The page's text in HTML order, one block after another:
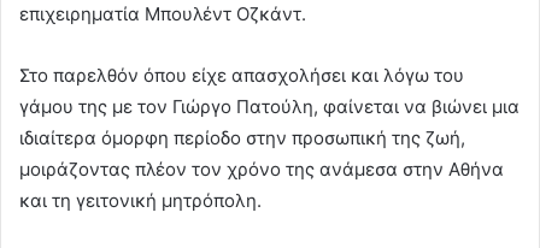
επιχειρηματία Μπουλέντ Οζκάντ.
Στο παρελθόν όπου είχε απασχολήσει και λόγω του
γάμου της με τον Γιώργο Πατούλη, φαίνεται να βιώνει μια
ιδιαίτερα όμορφη περίοδο στην προσωπική της ζωή,
μοιράζοντας πλέον τον χρόνο της ανάμεσα στην Αθήνα
και τη γειτονική μητρόπολη.